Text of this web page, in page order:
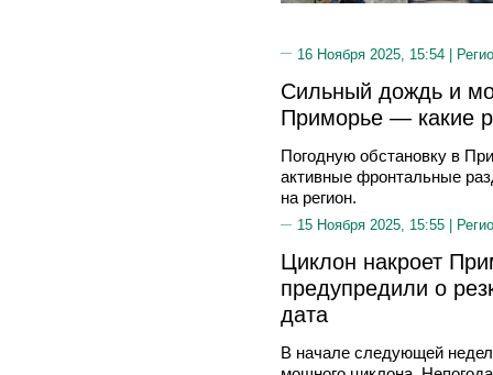
16 Ноября 2025, 15:54 |
Сильный дождь и
Приморье — какие
Погодную обстановку в
активные фронтальные
на регион.
15 Ноября 2025, 15:55 |
Циклон накроет
предупредили о
дата
В начале следующей